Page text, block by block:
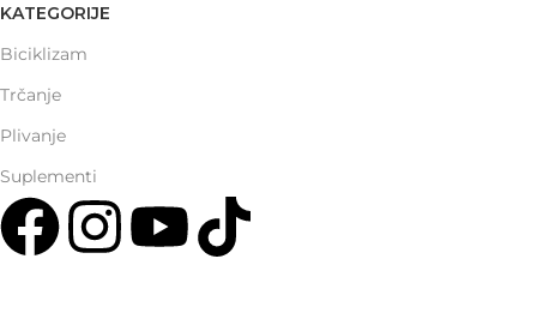
KATEGORIJE
Biciklizam
Trčanje
Plivanje
Suplementi